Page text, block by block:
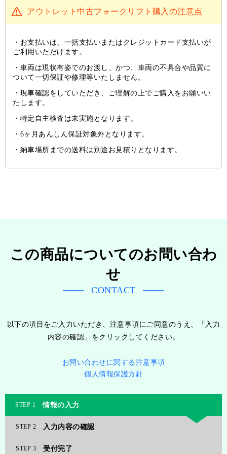
アウトレット中古フォークリフト購入の注意点
お支払いは、一括支払いまたはクレジットカード支払いが
ご利用いただけます。
車両は現状有姿でのお渡し、かつ、車両の不具合や品質に
ついて一切保証や修理等いたしません。
現車確認をしていただき、ご理解の上でご購入をお願いい
たします。
特定自主検査は未実施となります。
6ヶ月あんしん保証対象外となります。
納車場所までの送料は別途お見積りとなります。
この商品についてのお問い合わ
せ
CONTACT
以下の項目をご入力いただき、注意事項にご同意のうえ、「入力
内容の確認」をクリックしてください。
お問い合わせに関する注意事項
個人情報保護方針
1 情報の入力
2 入力内容の確認
3 受付完了